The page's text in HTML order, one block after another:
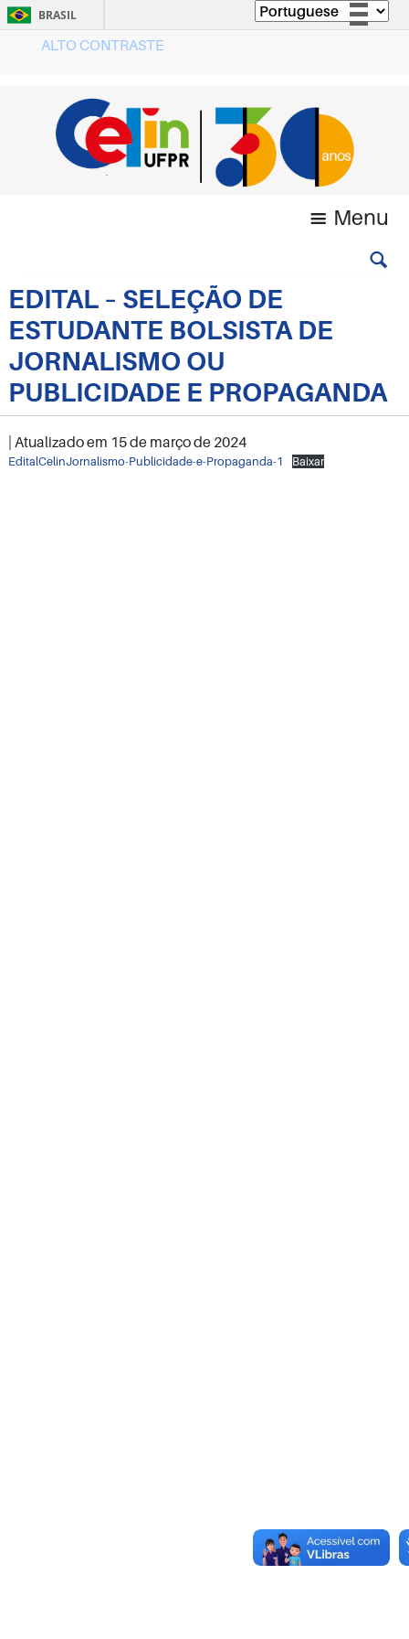
BRASIL
Acesso à informação
Legislação
Canais
ALTO CONTRASTE
Menu
EDITAL – SELEÇÃO DE
ESTUDANTE BOLSISTA DE
JORNALISMO OU
PUBLICIDADE E PROPAGANDA
| Atualizado em 15 de março de 2024
EditalCelinJornalismo-Publicidade-e-Propaganda-1 Baixar